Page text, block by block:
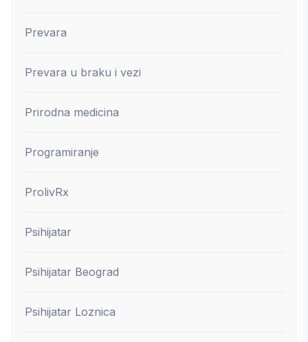
Prevara
Prevara u braku i vezi
Prirodna medicina
Programiranje
ProlivRx
Psihijatar
Psihijatar Beograd
Psihijatar Loznica